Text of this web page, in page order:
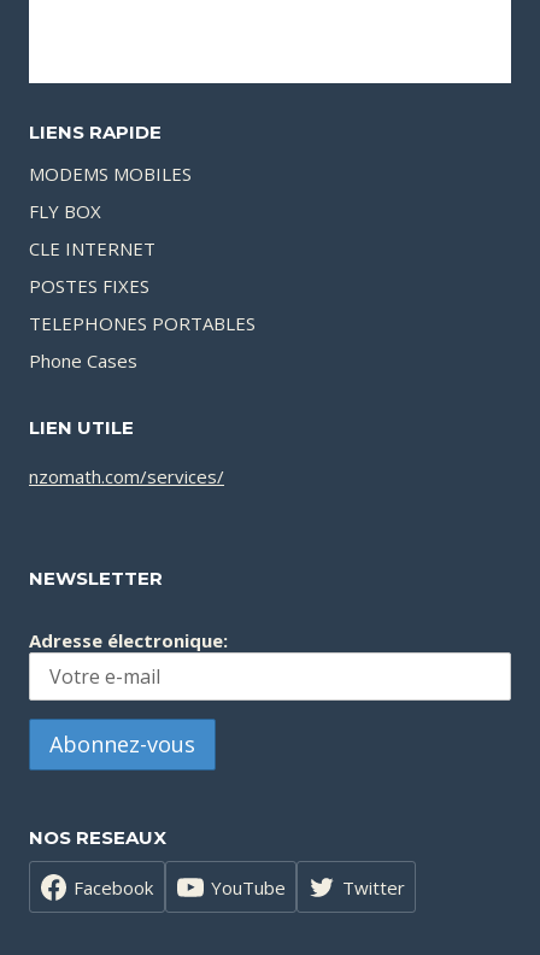
LIENS RAPIDE
MODEMS MOBILES
FLY BOX
CLE INTERNET
POSTES FIXES
TELEPHONES PORTABLES
Phone Cases
LIEN UTILE
nzomath.com/services/
NEWSLETTER
Adresse électronique:
NOS RESEAUX
Facebook YouTube Twitter